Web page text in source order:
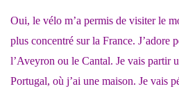
Oui, le vélo m’a permis de visiter le
plus concentré sur la France. J’adore
l’Aveyron ou le Cantal. Je vais partir
Portugal, où j’ai une maison. Je vais